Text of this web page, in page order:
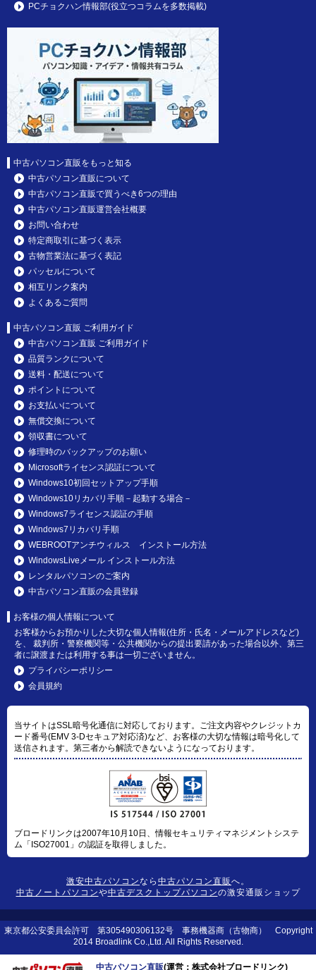
PCチョクハン情報部(役立つコラムを多数掲載)
中古パソコン直販をもっと知る
中古パソコン直販について
中古パソコン直販で買うべき6つの理由
中古パソコン直販運営会社概要
お問い合わせ
特定商取引に基づく表示
古物営業法に基づく表記
パッセルについて
相互リンク案内
よくあるご質問
中古パソコン直販 ご利用ガイド
中古パソコン直販 ご利用ガイド
品質ランクについて
送料・配送について
ポイントについて
お支払いについて
無償交換について
領収書について
修理時のバックアップのお願い
Microsoftライセンス認証について
Windows10初回セットアップ手順
Windows10リカバリ手順－起動する場合－
Windows7ライセンス認証の手順
Windows7リカバリ手順
WEBROOTアンチウィルス インストール方法
WindowsLiveメール インストール方法
レンタルパソコンのご案内
中古パソコン直販の会員登録
お客様の個人情報について
お客様からお預かりした大切な個人情報(住所・氏名・メールアドレスなど)
を、 裁判所・警察機関等・公共機関からの提出要請があった場合以外、第三
者に譲渡または利用する事は一切ございません。
プライバシーポリシー
会員規約
当サイトはSSL暗号化通信に対応しております。ご注文内容やクレジットカ
ード番号(EMV 3-Dセキュア対応済)など、お客様の大切な情報は暗号化して
送信されます。第三者から解読できないようになっております。
ブロードリンクは2007年10月10日、情報セキュリティマネジメントシステ
ム「ISO27001」の認証を取得しました。
激安中古パソコンなら 中古パソコン直販へ。
中古ノートパソコンや中古デスクトップパソコンの激安通販ショップ
東京都公安委員会許可 第305490306132号 事務機器商（古物商） Copyright
2014 Broadlink Co.,Ltd. All Rights Reserved.
中古パソコン直販(運営：株式会社ブロードリンク)